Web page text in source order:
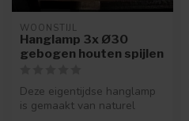
WOONSTIJL
Hanglamp 3x Ø30
gebogen houten spijlen
Deze eigentijdse hanglamp
is gemaakt van naturel